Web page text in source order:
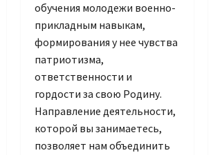
обучения молодежи военно-
прикладным навыкам,
формирования у нее чувства
патриотизма,
ответственности и
гордости за свою Родину.
Направление деятельности,
которой вы занимаетесь,
позволяет нам объединить